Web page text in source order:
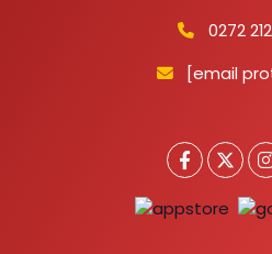
0272
[email